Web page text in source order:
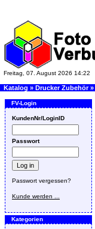
Freitag, 07. August 2026 14:22
Katalog » Drucker Zubehör»
FV-Login
KundenNr/LoginID
Passwort
Passwort vergessen?
Kunde werden ...
Kategorien